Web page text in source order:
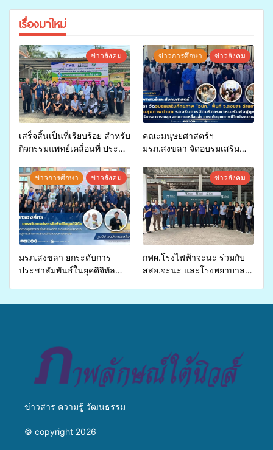
เรื่องมาใหม่
ข่าวสังคม
เสร็จสิ้นเป็นที่เรียบร้อย สำหรับ
กิจกรรมแพทย์เคลื่อนที่ ประจำ
สุขภาพแก่ประชาชนในพื้นที่
อำเภอจะนะ
ข่าวการศึกษา ข่าวสังคม
คณะมนุษยศาสตร์ฯ
มรภ.สงขลา จัดอบรมเสริม
จ่ายงบกองทุนสุขภาพตำบล
รองรับการจัดบริการพาหนะรับ
ส่งผู้ทุพพลภาพเพื่อเข้ารับ
บริการสาธารณสุข ลดความ
เหลื่อมล้ำ ยกระดับคุณภาพ
ชีวิตประชาชนอย่างยั่งยืน
ข่าวการศึกษา ข่าวสังคม
มรภ.สงขลา ยกระดับการ
ประชาสัมพันธ์ในยุคดิจิทัล
ข่าวสังคม
กฟผ.โรงไฟฟ้าจะนะ ร่วมกับ
สสอ.จะนะ และโรงพยาบาล
ข่าวสาร ความรู้ วัฒนธรรม
© copyright 2026